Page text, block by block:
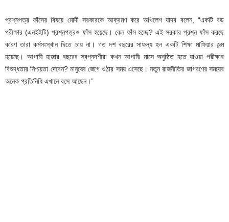
প্রশ্নপত্র ফাঁসের বিষয়ে মোদী সরকারকে আক্রমণ করে অখিলেশ যাদব বলেন, “একটি বড়
পরীক্ষার (এনইইটি) প্রশ্নপত্রও ফাঁস হয়েছে। কেন ফাঁস হচ্ছে? এই সরকার প্রশ্ন ফাঁস করছে
কারণ তারা কর্মসংস্থান দিতে চায় না। গত দশ বছরের সাফল্য হল একটি শিক্ষা মাফিয়ার জন্ম
হয়েছে। আগামী হাজার বছরের স্বপ্নদর্শীরা কখন আগামী মাসে অনুষ্ঠিত হতে যাওয়া পরীক্ষার
বিশুদ্ধতার নিশ্চয়তা দেবেন? মানুষের জেগে ওঠার সময় এসেছে। নতুন রাজনীতির জাগরণের সময়ের
অনেক প্রতিনিধি এখানে বসে আছেন।”